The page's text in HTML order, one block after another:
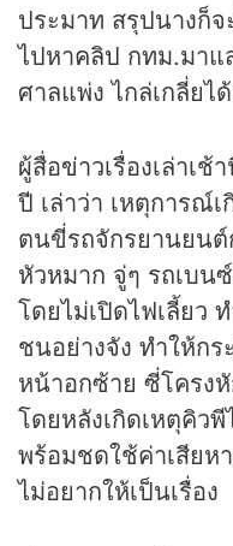
ประมาท สรุปนางก็จ
ไปหาคลิป กทม.มาแ
ศาลแพ่ง ไกล่เกลี่ยไ
ผู้สื่อข่าวเรื่องเล่าเ
ปี เล่าว่า เหตุการณ์
ตนขี่รถจักรยานยนต์
หัวหมาก จู่ๆ รถเบน
โดยไม่เปิดไฟเลี้ยว
ชนอย่างจัง ทำให้กร
หน้าอกซ้าย ซี่โครง
โดยหลังเกิดเหตุคิว
พร้อมชดใช้ค่าเสียห
ไม่อยากให้เป็นเรื่อง